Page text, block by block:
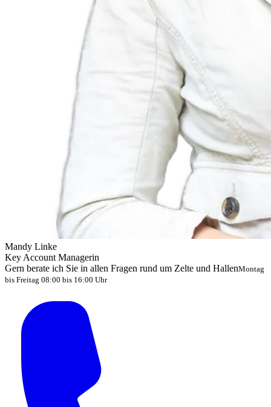
Mandy Linke
Key Account Managerin
Gern berate ich Sie in allen Fragen rund um Zelte und HallenMontag
bis Freitag 08:00 bis 16:00 Uhr